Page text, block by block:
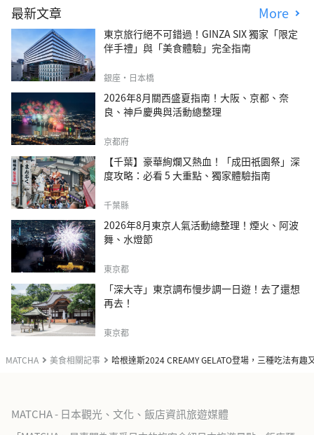
MATCHA 美食相關記事 哈根達斯2024 CREAMY GELATO登場，三種吃法有趣
最新文章 More
東京旅行絕不可錯過！GINZA SIX 獨家「限定
伴手禮」與「美食體驗」完全指南
銀座・日本橋
2026年8月關西盛夏指南！大阪、京都、奈
良、神戶慶典與活動總整理
京都府
【千葉】豪華絢爛又熱血！「成田祇園祭」深
度攻略：必看 5 大重點、獨家體驗指南
千葉縣
2026年8月東京人氣活動總整理！煙火、阿波
舞、水燈節
東京都
「深大寺」東京調布慢步調一日遊！去了還想
再去！
東京都
MATCHA - 日本觀光、文化、飯店資訊旅遊媒體